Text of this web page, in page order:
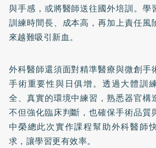
與手感，或將醫師送往國外培訓。學
訓練時間長、成本高，再加上責任風
來越難吸引新血。
外科醫師還須面對精準醫療與微創手
手術重要性與日俱增。透過大體訓
全、真實的環境中練習，熟悉器官構
不但強化臨床判斷，也確保手術品質
中榮總此次實作課程幫助外科醫師
求，讓學習更有效率。